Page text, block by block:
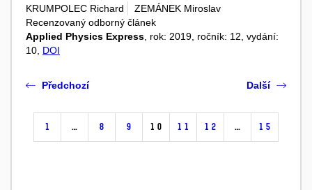
KRUMPOLEC Richard
ZEMÁNEK Miroslav
Recenzovaný odborný článek
Applied Physics Express, rok: 2019, ročník: 12, vydání:
10, DOI
Předchozí
1 … 8 9 10 11 12 … 15
Další